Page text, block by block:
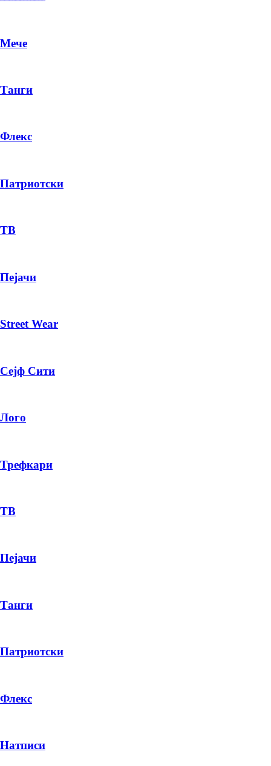
PRODUCT
ПЛАТИ ПРИ ДОСТАВА ВО КЕШ
Мече
Танги
Флекс
Патриотски
ТВ
Пејачи
Street Wear
Сејф Сити
Лого
Трефкари
ТВ
Пејачи
Танги
Патриотски
Флекс
Натписи